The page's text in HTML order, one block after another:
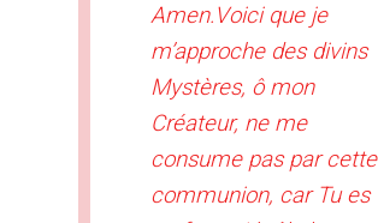
Amen.Voici que je
m’approche des divins
Mystères, ô mon
Créateur, ne me
consume pas par cette
communion, car Tu es